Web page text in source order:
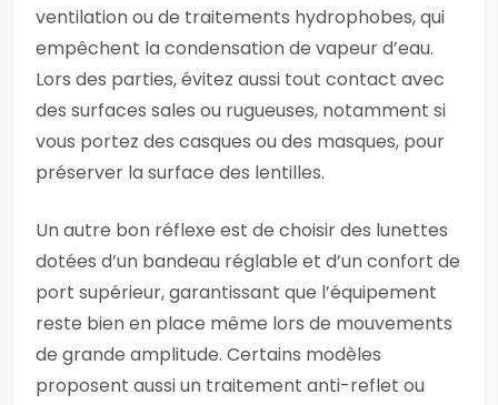
ventilation ou de traitements hydrophobes, qui
empêchent la condensation de vapeur d’eau.
Lors des parties, évitez aussi tout contact avec
des surfaces sales ou rugueuses, notamment si
vous portez des casques ou des masques, pour
préserver la surface des lentilles.
Un autre bon réflexe est de choisir des lunettes
dotées d’un bandeau réglable et d’un confort de
port supérieur, garantissant que l’équipement
reste bien en place même lors de mouvements
de grande amplitude. Certains modèles
proposent aussi un traitement anti-reflet ou